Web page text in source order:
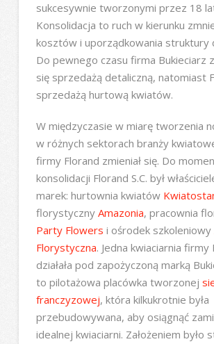
sukcesywnie tworzonymi przez 18
Konsolidacja to ruch w kierunku
kosztów i uporządkowania struktury
Do pewnego czasu firma Bukieciarz
się sprzedażą detaliczną, natomiast
sprzedażą hurtową kwiatów.
W międzyczasie w miarę tworzenia
w różnych sektorach branży
firmy Florand zmieniał się. Do
konsolidacji Florand S.C. był
marek: hurtownia kwiatów
florystyczny Amazonia, pracownia
Party Flowers i ośrodek szkoleniowy
Florystyczna. Jedna kwiaciarnia firmy
działała pod zapożyczoną marką
to pilotażowa placówka tworzonej
franczyzowej, która kilkukrotnie była
przebudowywana, aby osiągnąć
idealnej kwiaciarni. Założeniem było